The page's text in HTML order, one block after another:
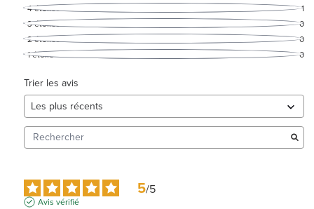
4étoiles
1
3étoiles
0
2étoiles
0
1étoile 0
Trier les avis
5/5
Avis vérifié